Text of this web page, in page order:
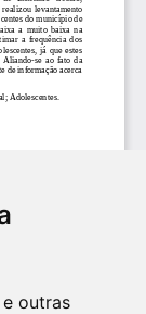
outras